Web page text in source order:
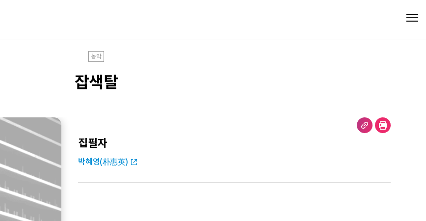
농악
잡색탈
집필자
박혜영(朴惠英)